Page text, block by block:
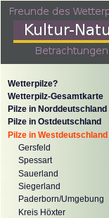
Wetterpilze?
Wetterpilz-Gesamtkarte
Pilze in Norddeutschland
Pilze in Ostdeutschland
Pilze in Westdeutschland
Gersfeld
Spessart
Sauerland
Siegerland
Paderborn/Umgebung
Kreis Höxter